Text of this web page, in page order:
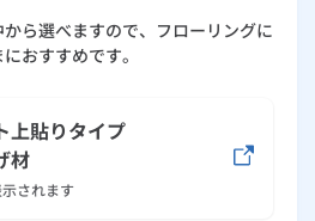
ら選べますので、フローリングに
おすすめです。
上貼りタイプ
材
されます